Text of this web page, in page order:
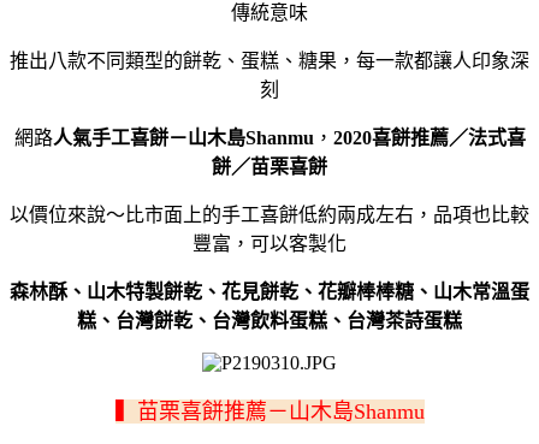
傳統意味
推出八款不同類型的餅乾、蛋糕、糖果，每一款都讓人印象深
刻
網路人氣手工喜餅－山木島Shanmu ， 2020喜餅推薦／法式喜
餅／苗栗喜餅
以價位來說～比市面上的手工喜餅低約兩成左右，品項也比較
豐富，可以客製化
森林酥、山木特製餅乾、花見餅乾、花瓣棒棒糖、山木常溫蛋
糕、台灣餅乾、台灣飲料蛋糕、台灣茶詩蛋糕
▍苗栗喜餅推薦－山木島Shanmu